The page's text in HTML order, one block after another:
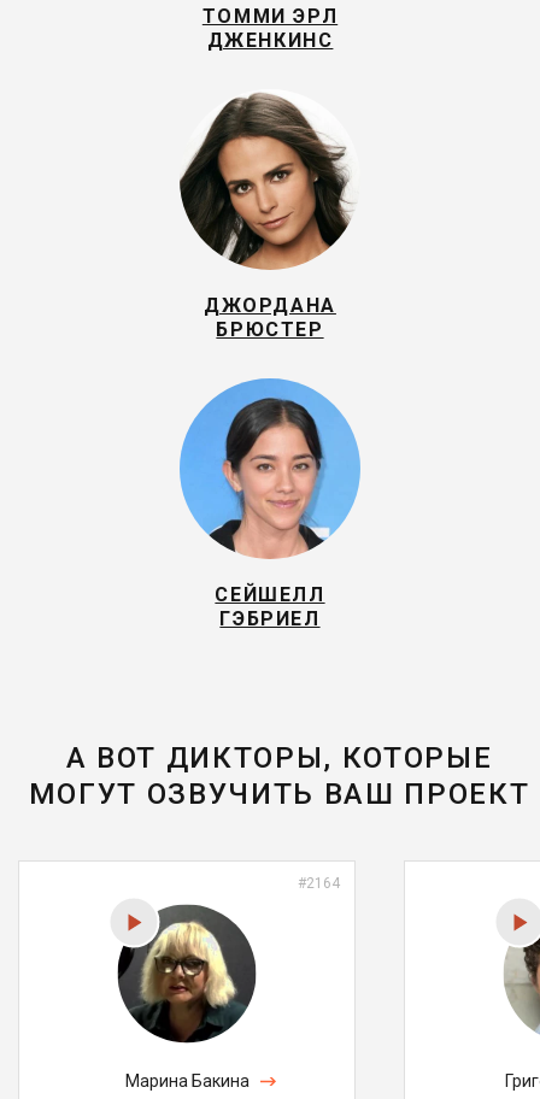
ТОММИ ЭРЛ
ДЖЕНКИНС
ДЖОРДАНА
БРЮСТЕР
СЕЙШЕЛЛ
ГЭБРИЕЛ
А ВОТ ДИКТОРЫ, КОТОРЫЕ
МОГУТ ОЗВУЧИТЬ ВАШ ПРОЕКТ
#2164
Марина Бакина